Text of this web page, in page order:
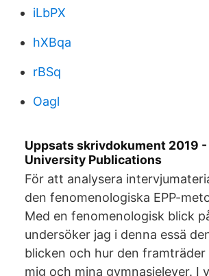
iLbPX
hXBqa
rBSq
Oagl
Uppsats skrivdokument 2019 -
University Publications
För att analysera
den fenomenologiska EPP-
Med en fenomenologisk blick
undersöker jag i denna essä
blicken och hur den framträder
mig och mina gymnasielever. I